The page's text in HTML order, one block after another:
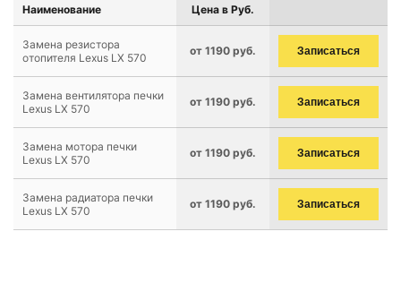
Наименование Цена в Руб.
Замена резистора
отопителя Lexus LX 570
от 1190 руб. Записаться
Замена вентилятора печки
Lexus LX 570
от 1190 руб. Записаться
Замена мотора печки
Lexus LX 570
от 1190 руб. Записаться
Замена радиатора печки
Lexus LX 570
от 1190 руб. Записаться